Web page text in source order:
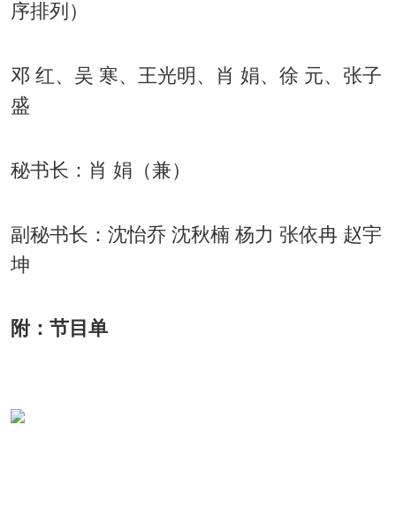
序排列）
邓 红、吴 寒、王光明、肖 娟、徐 元、张子
盛
秘书长：肖 娟（兼）
副秘书长：沈怡乔 沈秋楠 杨力 张依冉 赵宇
坤
附：节目单